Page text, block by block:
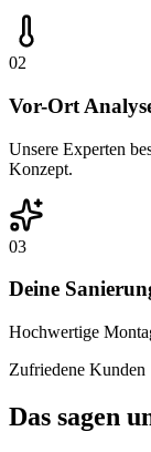
02
Vor-Ort
Unsere Experten
Konzept.
03
Deine
Hochwertige
Zufriedene Kunden
Das sagen